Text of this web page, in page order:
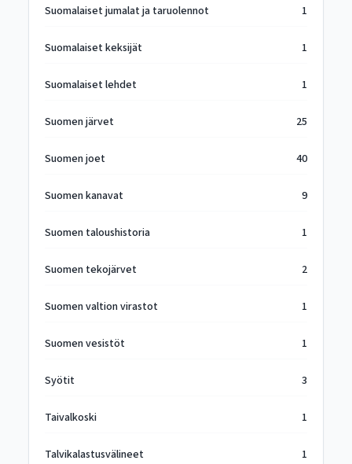
Suomalaiset jumalat ja taruolennot 1
Suomalaiset keksijät 1
Suomalaiset lehdet 1
Suomen järvet 25
Suomen joet 40
Suomen kanavat 9
Suomen taloushistoria 1
Suomen tekojärvet 2
Suomen valtion virastot 1
Suomen vesistöt 1
Syötit 3
Taivalkoski 1
Talvikalastusvälineet 1